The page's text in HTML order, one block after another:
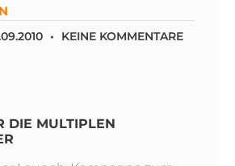
KEINE KOMMENTARE
DIE MULTIPLEN